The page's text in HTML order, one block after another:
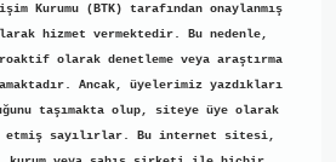
Kurumu (BTK) tarafından onaylanmış
hizmet vermektedir. Bu nedenle,
olarak denetleme veya araştırma
Ancak, üyelerimiz yazdıkları
taşımakta olup, siteye üye olarak
etmiş sayılırlar. Bu internet sitesi,